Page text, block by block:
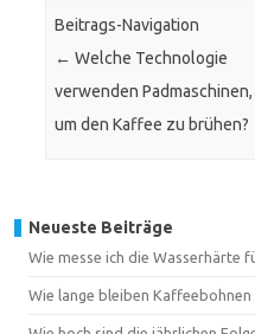
Beitrags-Navigation
← Welche Technologie
verwenden Padmaschinen,
um den Kaffee zu brühen?
Neueste Beiträge
Wie messe ich die Wasserhärte
Wie lange bleiben